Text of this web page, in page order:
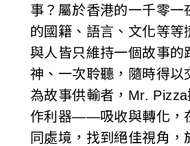
事？屬於香港的一千零一
的國籍、語言、文化等等
與人皆只維持一個故事的
神、一次聆聽，隨時得以
為故事供輸者，Mr. Pizza
作利器——吸收與轉化，
同處境，找到絕佳視角，